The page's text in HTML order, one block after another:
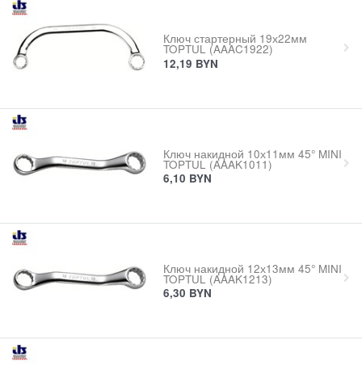
Ключ стартерный 19х22мм
TOPTUL (AAAC1922)
12,19 BYN
Ключ накидной 10х11мм 45° MINI
TOPTUL (AAAK1011)
6,10 BYN
Ключ накидной 12х13мм 45° MINI
TOPTUL (AAAK1213)
6,30 BYN